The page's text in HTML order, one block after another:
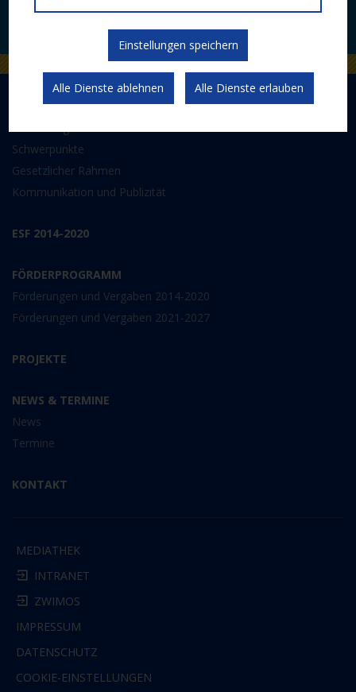
JETZT ABONNIEREN
DER EUROPÄISCHE SOZIALFONDS PLUS
Schwerpunkte
Gesetzlicher Rahmen
Kommunikation und Publizität
ESF 2014-2020
FÖRDERPROGRAMM
Förderungen und Vergaben 2014-2020
Förderungen und Vergaben 2021-2027
PROJEKTE
NEWS & TERMINE
News
Termine
KONTAKT
MEDIATHEK
INTRANET
ZWIMOS
IMPRESSUM
DATENSCHUTZ
COOKIE-EINSTELLUNGEN
Einstellungen speichern
Alle Dienste ablehnen Alle Dienste erlauben